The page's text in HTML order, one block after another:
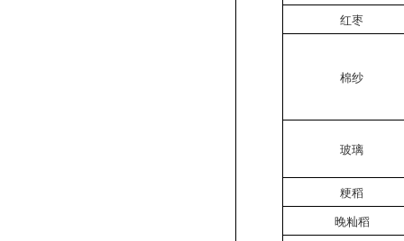
红枣
棉纱
玻璃
粳稻
晚籼稻